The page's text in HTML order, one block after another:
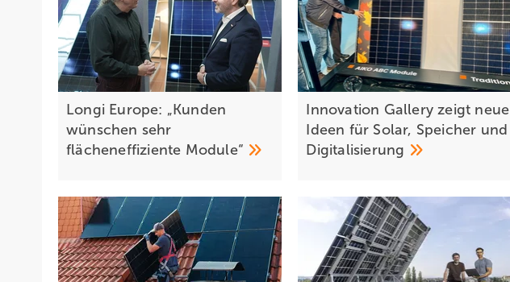
Longi Europe: „Kunden
wünschen sehr
flächeneffiziente Module“
Innovation Gallery zeigt neue
Ideen für Solar, Speicher und
Digitalisierung